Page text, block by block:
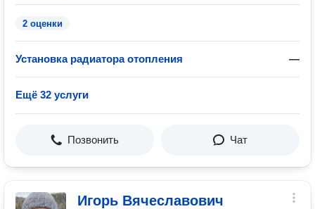
2 оценки
Установка радиатора отопления —
Ещё 32 услуги
Позвонить Чат
Игорь Вячеславович